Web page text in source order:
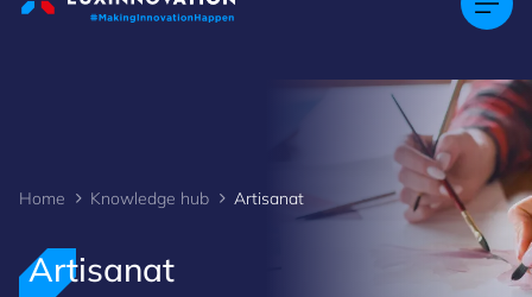
Home Knowledge hub Artisanat
Artisanat